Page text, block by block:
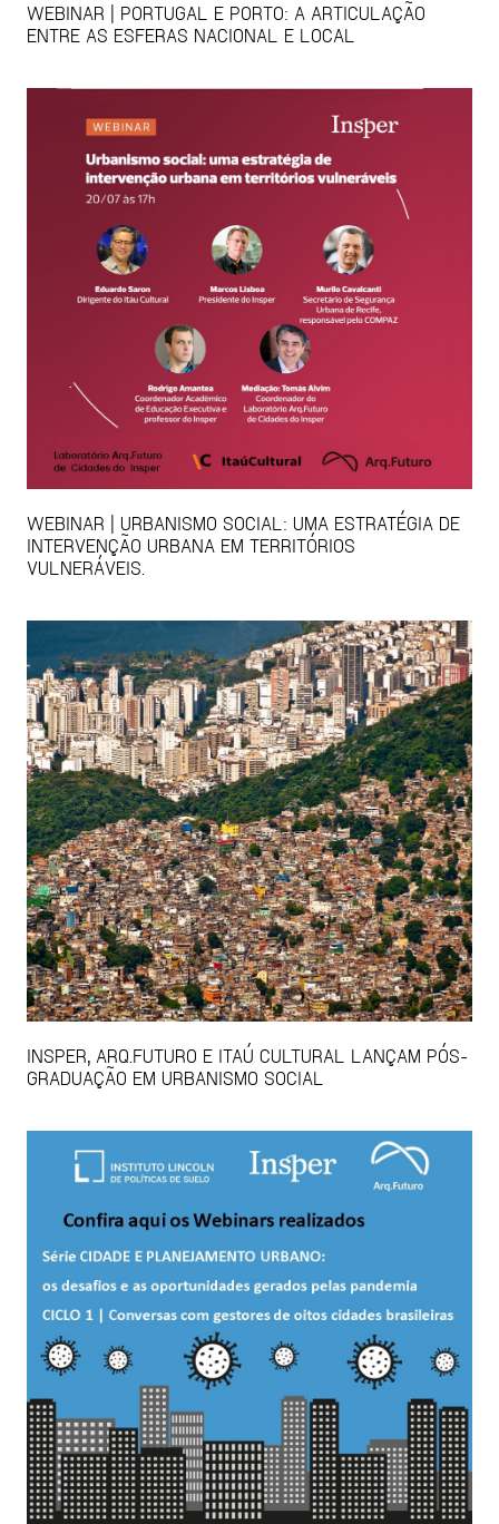
WEBINAR | PORTUGAL E PORTO: A ARTICULAÇÃO
ENTRE AS ESFERAS NACIONAL E LOCAL
WEBINAR | URBANISMO SOCIAL: UMA ESTRATÉGIA DE
INTERVENÇÃO URBANA EM TERRITÓRIOS
VULNERÁVEIS.
INSPER, ARQ.FUTURO E ITAÚ CULTURAL LANÇAM PÓS-
GRADUAÇÃO EM URBANISMO SOCIAL